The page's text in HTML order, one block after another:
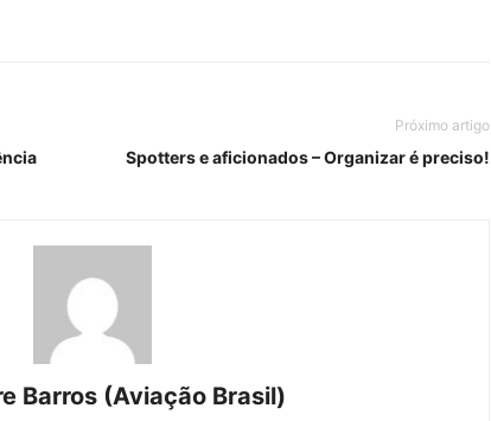
Próximo artigo
Spotters e aficionados – Organizar é preciso!
Barros (Aviação Brasil)